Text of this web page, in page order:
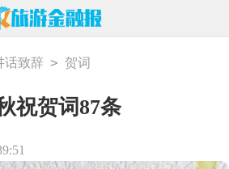
话致辞 > 贺词
祝贺词87条